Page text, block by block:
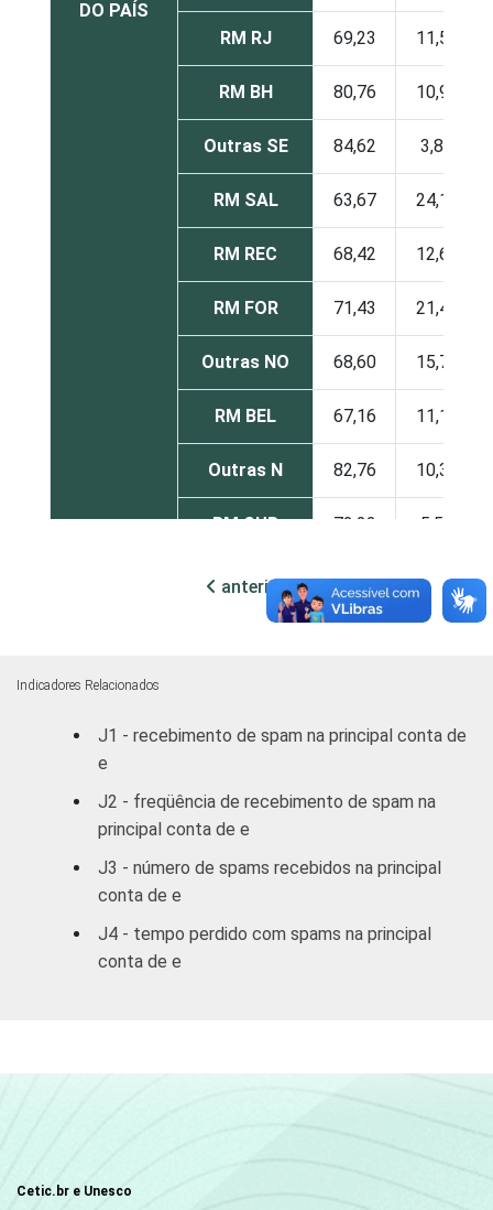
DO PAÍS
RM RJ 69,23 11,54
RM BH 80,76 10,99
Outras SE 84,62 3,85
RM SAL 63,67 24,18
RM REC 68,42 12,63
RM FOR 71,43 21,43
Outras NO 68,60 15,70
RM BEL 67,16 11,19
Outras N 82,76 10,34
RM CUR 72,22 5,56
RM POA 67,84 9,65
Outras CO 75,82 15,19
RENDA
FAMILIAR
ATÉ R$300 71,83 3,54
R$500
55,64 40,02
R$501-
62,21 10,22
INSTRUÇÃO
anterior próxima
Indicadores Relacionados
J1 - recebimento de spam na principal conta de
e
J2 - freqüência de recebimento de spam na
principal conta de e
J3 - número de spams recebidos na principal
conta de e
J4 - tempo perdido com spams na principal
conta de e
Cetic.br e Unesco